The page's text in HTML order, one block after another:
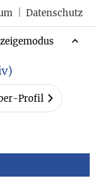
Datenschutz
Profil